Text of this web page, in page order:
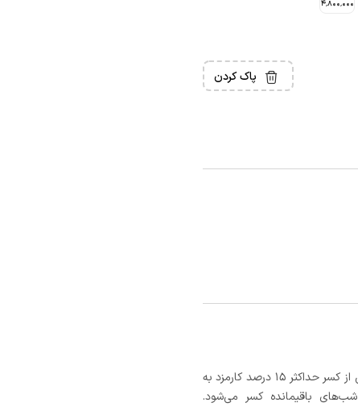
4٬800٬000
پاک کردن
در صورتی که رزرو، حداقل 3 روز کامل قبل از تاریخ ورود لغو گردد؛ مبلغ صورتحساب پس از کسر حداکثر 15 درصد کارمزد به